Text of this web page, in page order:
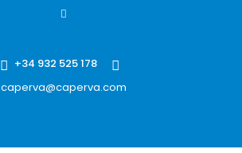
+34 932 525 178
caperva@caperva.com